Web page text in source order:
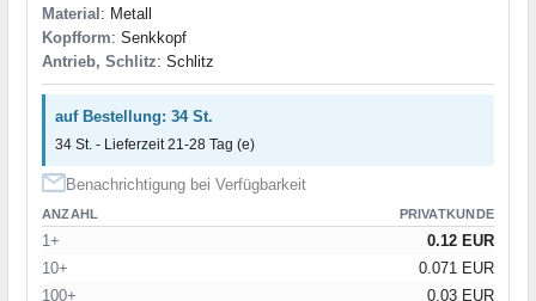
Material: Metall
Kopfform: Senkkopf
Antrieb, Schlitz: Schlitz
auf Bestellung: 34 St.
34 St. - Lieferzeit 21-28 Tag (e)
Benachrichtigung bei Verfügbarkeit
ANZAHL PRIVATKUNDE
1+
0.12 EUR
10+
0.071 EUR
100+
0.03 EUR